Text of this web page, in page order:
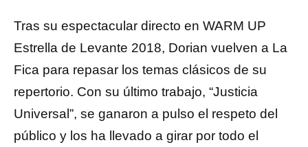
Tras su espectacular directo en WARM UP
Estrella de Levante 2018, Dorian vuelven a La
Fica para repasar los temas clásicos de su
repertorio. Con su último trabajo, “Justicia
Universal”, se ganaron a pulso el respeto del
público y los ha llevado a girar por todo el